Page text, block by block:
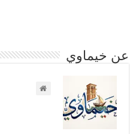
عن خيماوي